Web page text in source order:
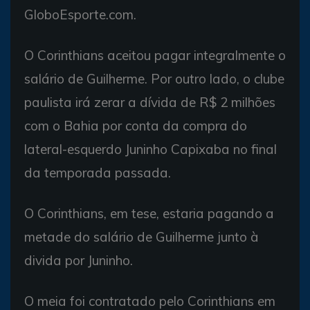
GloboEsporte.com.
O Corinthians aceitou pagar integralmente o
salário de Guilherme. Por outro lado, o clube
paulista irá zerar a dívida de R$ 2 milhões
com o Bahia por conta da compra do
lateral-esquerdo Juninho Capixaba no final
da temporada passada.
O Corinthians, em tese, estaria pagando a
metade do salário de Guilherme junto à
divida por Juninho.
O meia foi contratado pelo Corinthians em